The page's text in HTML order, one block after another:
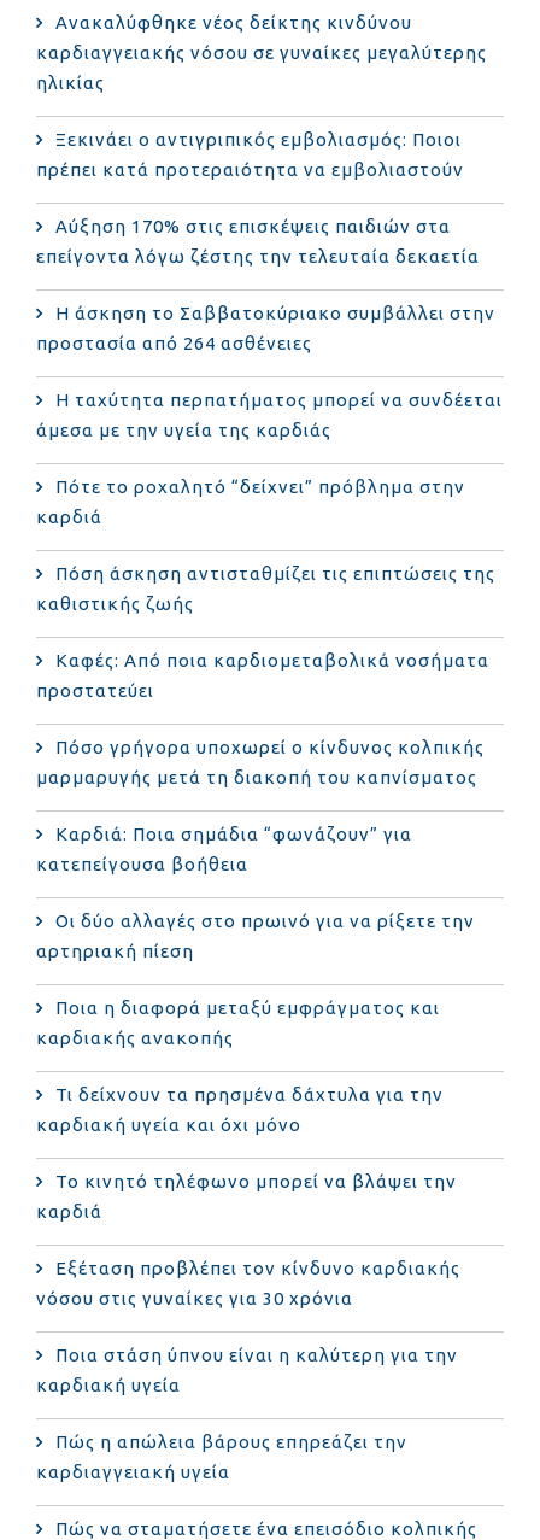
Ανακαλύφθηκε νέος δείκτης κινδύνου
καρδιαγγειακής νόσου σε γυναίκες μεγαλύτερης
ηλικίας
Ξεκινάει ο αντιγριπικός εμβολιασμός: Ποιοι
πρέπει κατά προτεραιότητα να εμβολιαστούν
Αύξηση 170% στις επισκέψεις παιδιών στα
επείγοντα λόγω ζέστης την τελευταία δεκαετία
Η άσκηση το Σαββατοκύριακο συμβάλλει στην
προστασία από 264 ασθένειες
Η ταχύτητα περπατήματος μπορεί να συνδέεται
άμεσα με την υγεία της καρδιάς
Πότε το ροχαλητό “δείχνει” πρόβλημα στην
καρδιά
Πόση άσκηση αντισταθμίζει τις επιπτώσεις της
καθιστικής ζωής
Καφές: Από ποια καρδιομεταβολικά νοσήματα
προστατεύει
Πόσο γρήγορα υποχωρεί ο κίνδυνος κολπικής
μαρμαρυγής μετά τη διακοπή του καπνίσματος
Καρδιά: Ποια σημάδια “φωνάζουν” για
κατεπείγουσα βοήθεια
Οι δύο αλλαγές στο πρωινό για να ρίξετε την
αρτηριακή πίεση
Ποια η διαφορά μεταξύ εμφράγματος και
καρδιακής ανακοπής
Τι δείχνουν τα πρησμένα δάχτυλα για την
καρδιακή υγεία και όχι μόνο
Το κινητό τηλέφωνο μπορεί να βλάψει την
καρδιά
Eξέταση προβλέπει τον κίνδυνο καρδιακής
νόσου στις γυναίκες για 30 χρόνια
Ποια στάση ύπνου είναι η καλύτερη για την
καρδιακή υγεία
Πώς η απώλεια βάρους επηρεάζει την
καρδιαγγειακή υγεία
Πώς να σταματήσετε ένα επεισόδιο κολπικής